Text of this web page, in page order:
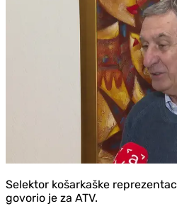
Selektor košarkaške
govorio je za ATV.